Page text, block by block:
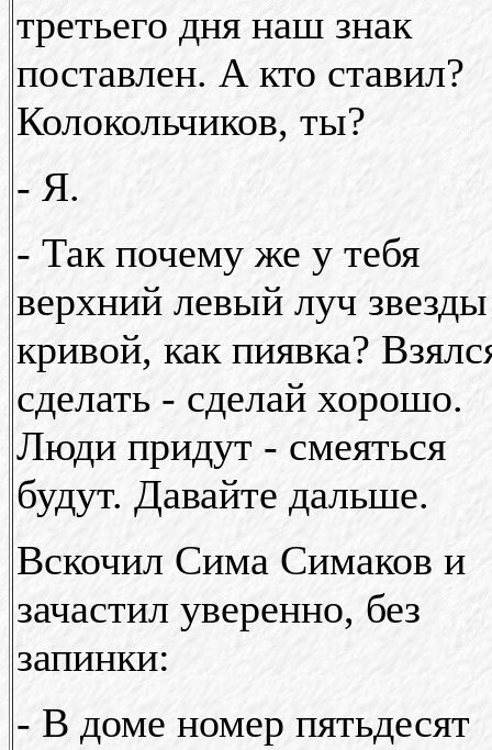
третьего дня наш знак
поставлен. А кто ставил?
Колокольчиков, ты?
- Я.
- Так почему же у тебя
верхний левый луч звезды
кривой, как пиявка?
сделать - сделай хорошо.
Люди придут - смеяться
будут. Давайте дальше.
Вскочил Сима Симаков и
зачастил уверенно, без
запинки:
- В доме номер пятьдесят